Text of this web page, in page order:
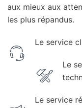
aux mieux aux
les plus répandus.
Le service
Le
Le service